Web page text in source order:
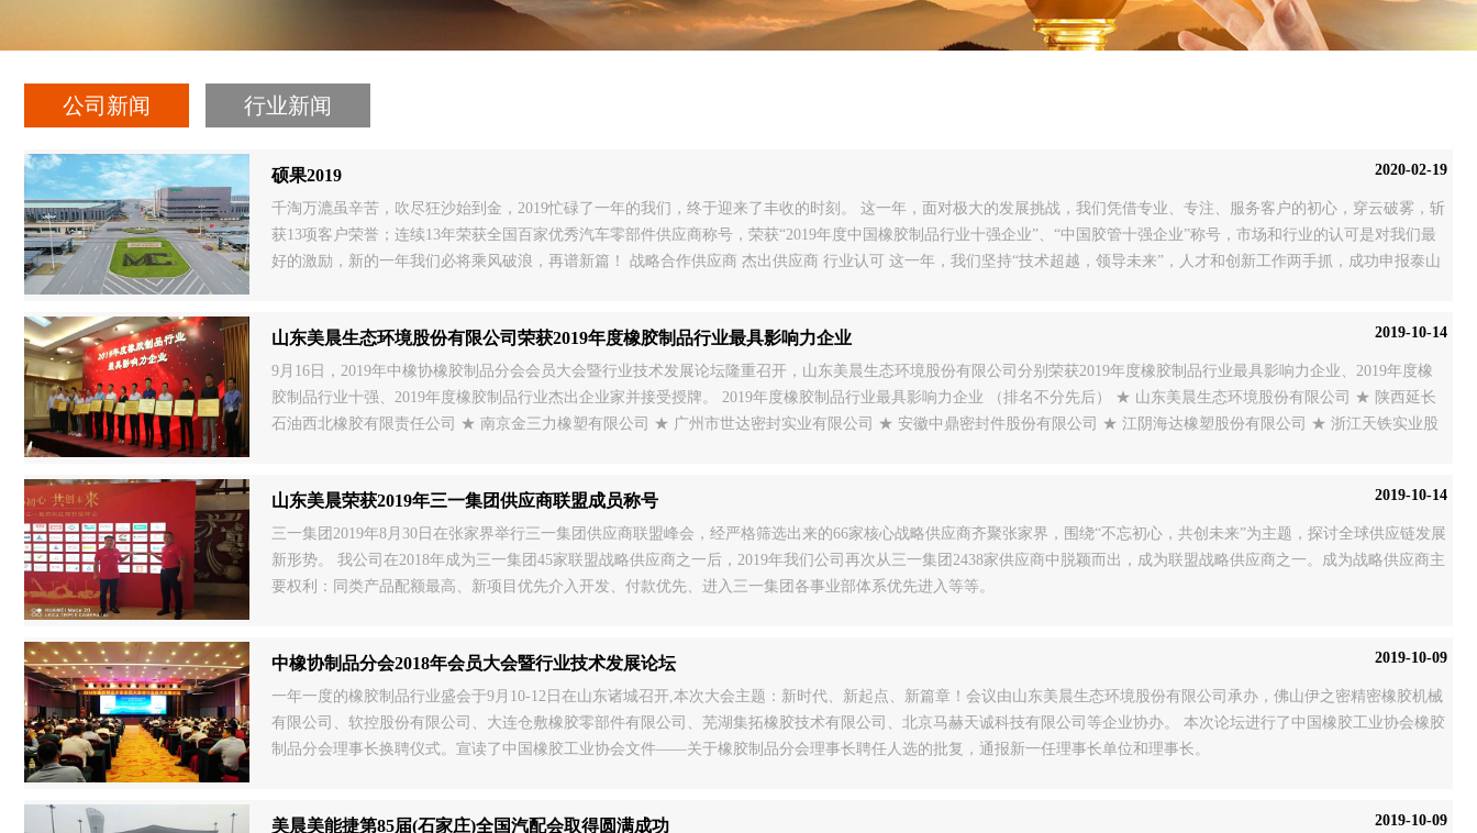
公司新闻 行业新闻
硕果2019 2020-02-19
千淘万漉虽辛苦，吹尽狂沙始到金，2019忙碌了一年的我们，终于迎来了丰收的时刻。 这一年，面对极大的发展挑战，我们凭借专业、专注、服务客户的初心，穿云破雾，斩
获13项客户荣誉；连续13年荣获全国百家优秀汽车零部件供应商称号，荣获“2019年度中国橡胶制品行业十强企业”、“中国胶管十强企业”称号，市场和行业的认可是对我们最
好的激励，新的一年我们必将乘风破浪，再谱新篇！ 战略合作供应商 杰出供应商 行业认可 这一年，我们坚持“技术超越，领导未来”，人才和创新工作两手抓，成功申报泰山
山东美晨生态环境股份有限公司荣获2019年度橡胶制品行业最具影响力企业 2019-10-14
9月16日，2019年中橡协橡胶制品分会会员大会暨行业技术发展论坛隆重召开，山东美晨生态环境股份有限公司分别荣获2019年度橡胶制品行业最具影响力企业、2019年度橡
胶制品行业十强、2019年度橡胶制品行业杰出企业家并接受授牌。 2019年度橡胶制品行业最具影响力企业 （排名不分先后） ★ 山东美晨生态环境股份有限公司 ★ 陕西延长
石油西北橡胶有限责任公司 ★ 南京金三力橡塑有限公司 ★ 广州市世达密封实业有限公司 ★ 安徽中鼎密封件股份有限公司 ★ 江阴海达橡塑股份有限公司 ★ 浙江天铁实业股
山东美晨荣获2019年三一集团供应商联盟成员称号 2019-10-14
三一集团2019年8月30日在张家界举行三一集团供应商联盟峰会，经严格筛选出来的66家核心战略供应商齐聚张家界，围绕“不忘初心，共创未来”为主题，探讨全球供应链发展
新形势。 我公司在2018年成为三一集团45家联盟战略供应商之一后，2019年我们公司再次从三一集团2438家供应商中脱颖而出，成为联盟战略供应商之一。成为战略供应商主
要权利：同类产品配额最高、新项目优先介入开发、付款优先、进入三一集团各事业部体系优先进入等等。
中橡协制品分会2018年会员大会暨行业技术发展论坛 2019-10-09
一年一度的橡胶制品行业盛会于9月10-12日在山东诸城召开,本次大会主题：新时代、新起点、新篇章！会议由山东美晨生态环境股份有限公司承办，佛山伊之密精密橡胶机械
有限公司、软控股份有限公司、大连仓敷橡胶零部件有限公司、芜湖集拓橡胶技术有限公司、北京马赫天诚科技有限公司等企业协办。 本次论坛进行了中国橡胶工业协会橡胶
制品分会理事长换聘仪式。宣读了中国橡胶工业协会文件——关于橡胶制品分会理事长聘任人选的批复，通报新一任理事长单位和理事长。
美晨美能捷第85届(石家庄)全国汽配会取得圆满成功 2019-10-09